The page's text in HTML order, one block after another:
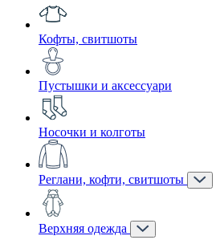
Кофты, свитшоты
Пустышки и аксессуари
Носочки и колготы
Реглани, кофти, свитшоты
Верхняя одежда